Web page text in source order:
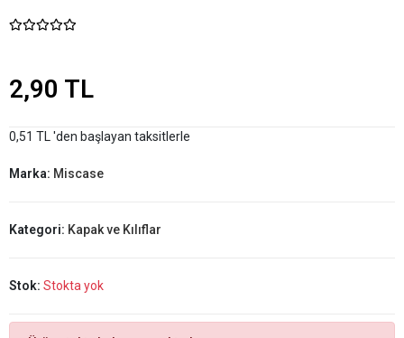
2,90 TL
0,51 TL 'den başlayan taksitlerle
Marka: Miscase
Kategori: Kapak ve Kılıflar
Stok: Stokta yok